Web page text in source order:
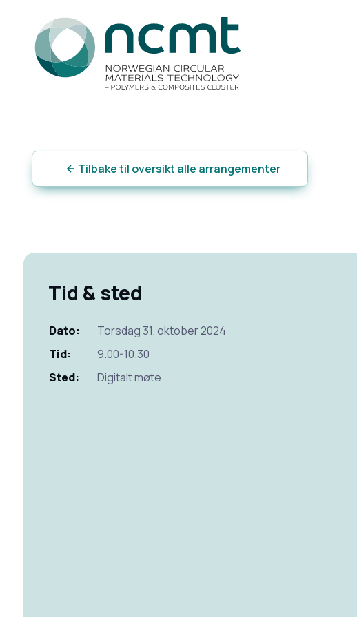
Tilbake til oversikt alle arrangementer
Tid & sted
Dato:
Torsdag 31. oktober 2024
Tid:
9.00-10.30
Sted:
Digitalt møte